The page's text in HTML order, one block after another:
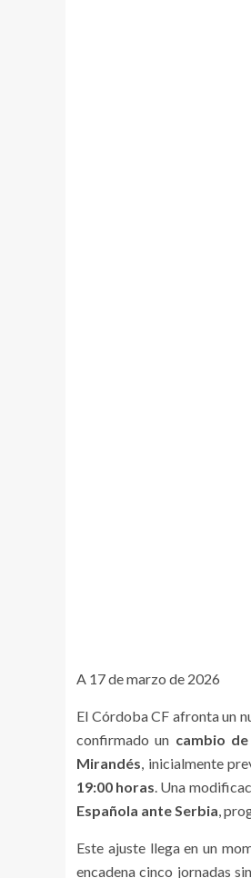
A 17 de marzo de 2026
El Córdoba CF afronta un
confirmado un cambio
Mirandés, inicialmente
19:00 horas. Una
Española ante Serbia,
Este ajuste llega en un
encadena cinco jornadas